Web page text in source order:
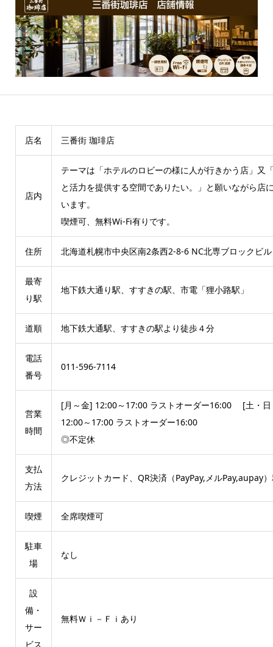
店名 三番街 珈琲店
店内
テーマは「ホテルのロビーの様に人が行きかう店」又
と活力を提供する空間でありたい。」と願いながら店
います。
喫煙可、無料Wi-Fi有りです。
住所 北海道札幌市中央区南2条西2-8-6 NC北専ブロックビル
最寄
り駅
地下鉄大通り駅、すすきの駅、市電「狸小路駅」
道順 地下鉄大通駅、すすきの駅より徒歩４分
電話
番号
011-596-7114
営業
時間
[月～金] 12:00～17:00 ラストオーダー16:00 [土・日
12:00～17:00 ラストオーダー16:00
◎不定休
支払
方法
クレジットカード、QR決済（PayPay,メルPay,aupay
喫煙 全席喫煙可
駐車
場
なし
設
備・
サー
ビス
無料Ｗｉ－Ｆｉあり